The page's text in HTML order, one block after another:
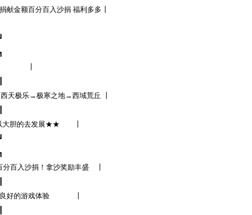
百分百入沙捐 福利多多┃
┃
→极寒之地→西域荒丘 ┃
胆的去发展★★ ┃
入沙捐！拿沙奖励丰盛 ┃
好的游戏体验 ┃